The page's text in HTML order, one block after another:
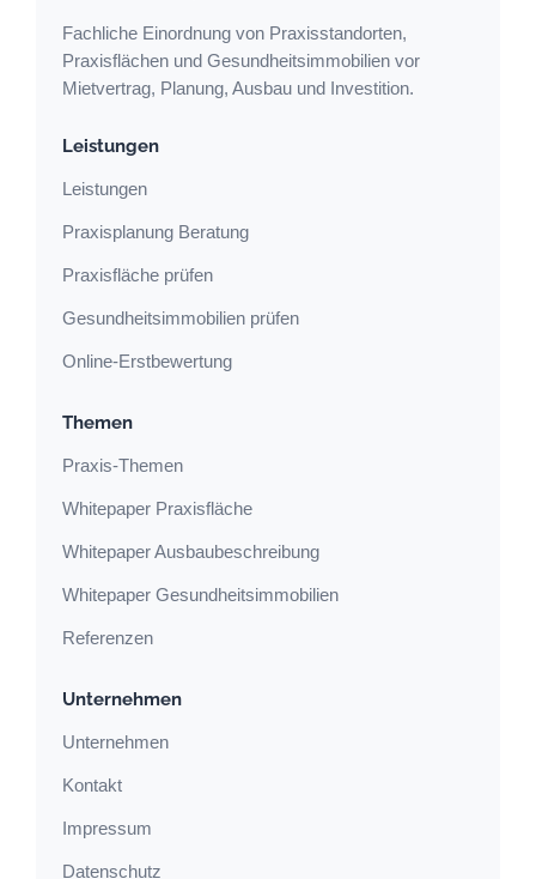
Fachliche Einordnung von Praxisstandorten,
Praxisflächen und Gesundheitsimmobilien vor
Mietvertrag, Planung, Ausbau und Investition.
Leistungen
Leistungen
Praxisplanung Beratung
Praxisfläche prüfen
Gesundheitsimmobilien prüfen
Online-Erstbewertung
Themen
Praxis-Themen
Whitepaper Praxisfläche
Whitepaper Ausbaubeschreibung
Whitepaper Gesundheitsimmobilien
Referenzen
Unternehmen
Unternehmen
Kontakt
Impressum
Datenschutz